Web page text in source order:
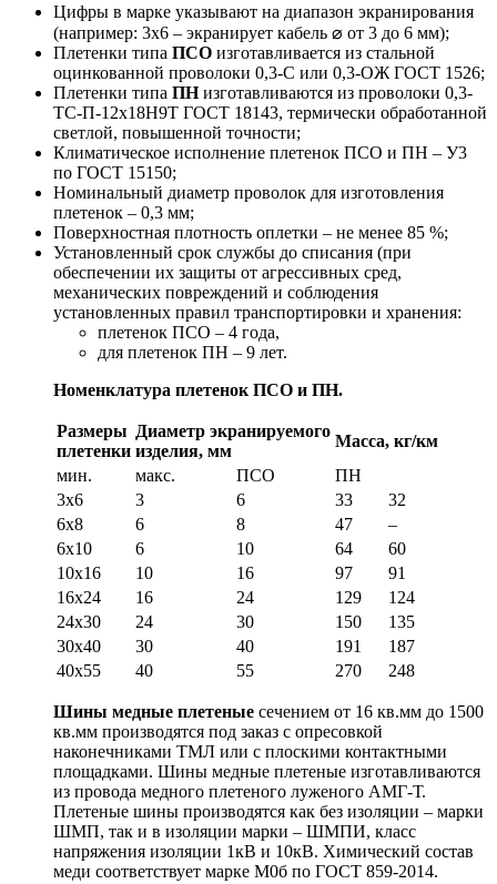
Цифры в марке указывают на диапазон экранирования
(например: 3х6 – экранирует кабель ⌀ от 3 до 6 мм);
Плетенки типа ПСО изготавливается из стальной
оцинкованной проволоки 0,3-С или 0,3-ОЖ ГОСТ 1526;
Плетенки типа ПНизготавливаются из проволоки 0,3-
ТС-П-12х18Н9Т ГОСТ 18143, термически обработанной
светлой, повышенной точности;
Климатическое исполнение плетенок ПСО и ПН – У3
по ГОСТ 15150;
Номинальный диаметр проволок для изготовления
плетенок – 0,3 мм;
Поверхностная плотность оплетки – не менее 85 %;
Установленный срок службы до списания (при
обеспечении их защиты от агрессивных сред,
механических повреждений и соблюдения
установленных правил транспортировки и хранения:
плетенок ПСО – 4 года,
для плетенок ПН – 9 лет.
Номенклатура плетенок ПСО и ПН.
Размеры
плетенки
Диаметр экранируемого
изделия, мм
Масса, кг/км
мин.
макс. ПСО
ПН
3х6
3 6 33
32
6х8
6 8 47
–
6х10
6 10 64
60
10х16
10 16 97
91
16х24
16 24 129
124
24х30
24 30 150
135
30х40
30 40 191
187
40х55
40 55 270 248
Шины медные плетеные сечением от 16 кв.мм до 1500
кв.мм производятся под заказ с опресовкой
наконечниками ТМЛ или с плоскими контактными
площадками. Шины медные плетеные изготавливаются
из провода медного плетеного луженого АМГ-Т.
Плетеные шины производятся как без изоляции – марки
ШМП, так и в изоляции марки – ШМПИ, класс
напряжения изоляции 1кВ и 10кВ. Химический состав
меди соответствует марке М0б по ГОСТ 859-2014.